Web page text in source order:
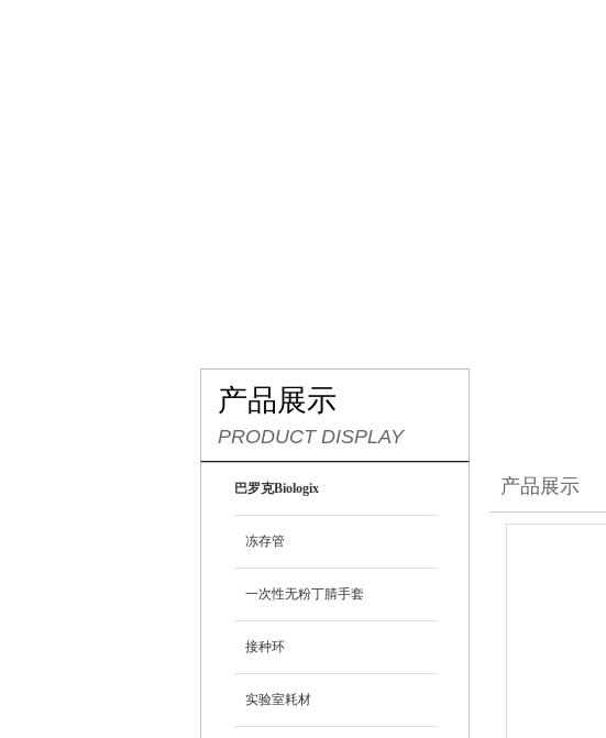
产品展示
PRODUCT DISPLAY
巴罗克Biologix
冻存管
一次性无粉丁腈手套
接种环
实验室耗材
产品展示